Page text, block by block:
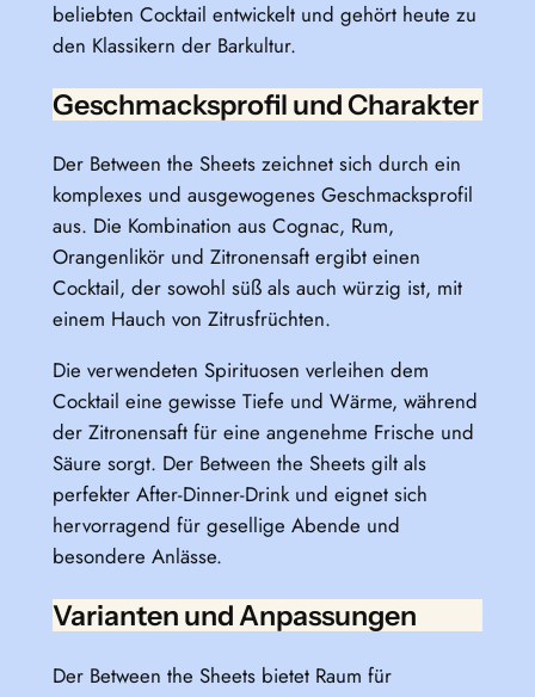
beliebten Cocktail entwickelt und gehört heute zu
den Klassikern der Barkultur.
Geschmacksprofil und Charakter
Der Between the Sheets zeichnet sich durch ein
komplexes und ausgewogenes Geschmacksprofil
aus. Die Kombination aus Cognac, Rum,
Orangenlikör und Zitronensaft ergibt einen
Cocktail, der sowohl süß als auch würzig ist, mit
einem Hauch von Zitrusfrüchten.
Die verwendeten Spirituosen verleihen dem
Cocktail eine gewisse Tiefe und Wärme, während
der Zitronensaft für eine angenehme Frische und
Säure sorgt. Der Between the Sheets gilt als
perfekter After-Dinner-Drink und eignet sich
hervorragend für gesellige Abende und
besondere Anlässe.
Varianten und Anpassungen
Der Between the Sheets bietet Raum für